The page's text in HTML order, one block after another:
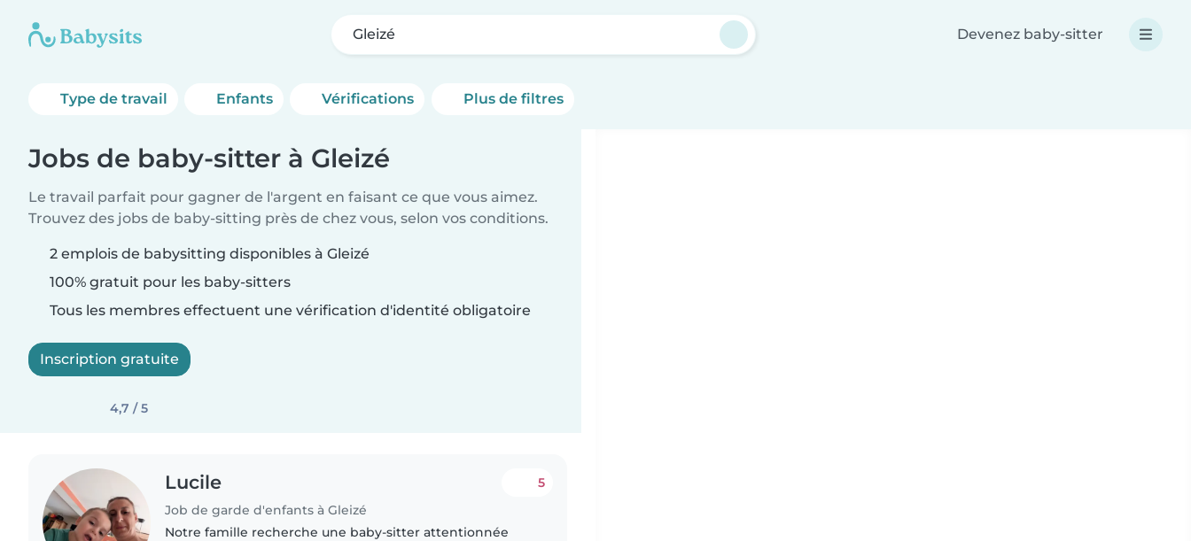
Gleizé Devenez baby-sitter
Type de travail Enfants Vérifications Plus de filtres
Jobs de baby-sitter à Gleizé
Le travail parfait pour gagner de l'argent en faisant ce que vous aimez.
Trouvez des jobs de baby-sitting près de chez vous, selon vos conditions.
2 emplois de babysitting disponibles à Gleizé
100% gratuit pour les baby-sitters
Tous les membres effectuent une vérification d'identité obligatoire
Inscription gratuite
4,7 / 5
Lucile
Job de garde d'enfants à Gleizé
5
Notre famille recherche une baby-sitter attentionnée